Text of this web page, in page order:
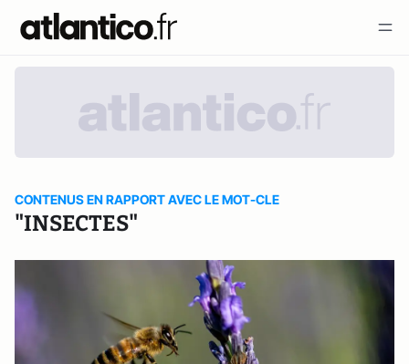
CONTENUS EN RAPPORT AVEC LE MOT-CLE
"INSECTES"